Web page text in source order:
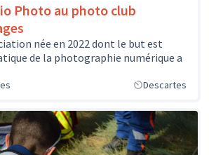
Photo au photo club
née en 2022 dont le but est
de la photographie numérique a
Descartes